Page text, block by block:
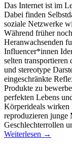
Das Internet ist im
Dabei finden
soziale Netzwerke
Während früher
Heranwachsenden
Influencer*innen
selten
und stereotype
eingeschränkte
Produkte zu
perfekten Lebens
Körperideals wirken
reproduzieren junge
Geschlechterrollen
Weiterlesen →